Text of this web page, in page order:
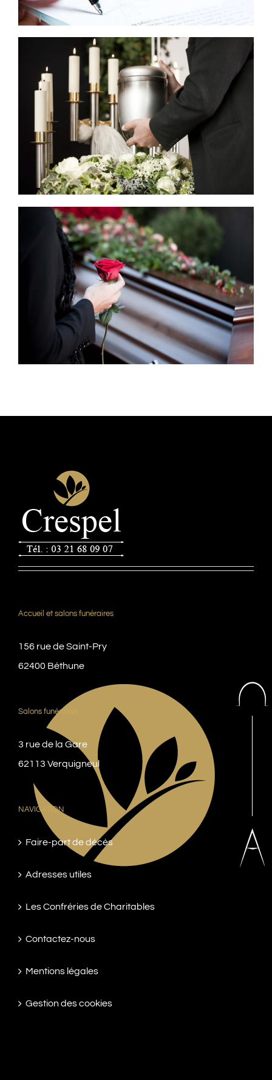
Accueil et salons funéraires
156 rue de Saint-Pry
62400 Béthune
Salons funéraires
3 rue de la Gare
62113 Verquigneul
NAVIGATION
Faire-part de décès
Adresses utiles
Les Confréries de Charitables
Contactez-nous
Mentions légales
Gestion des cookies